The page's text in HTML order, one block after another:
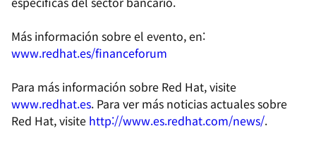
Más información sobre el evento, en:
www.redhat.es/financeforum
Para más información sobre Red Hat, visite
www.redhat.es. Para ver más noticias actuales sobre
Red Hat, visite http://www.es.redhat.com/news/.